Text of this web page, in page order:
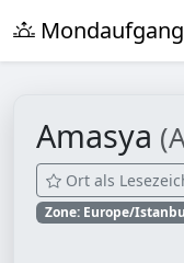
Amasya
Ort als
Zone: Europe/